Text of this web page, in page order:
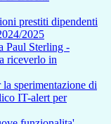
prestiti dipendenti
2025
Paul Sterling -
riceverlo in
sperimentazione di
IT-alert per